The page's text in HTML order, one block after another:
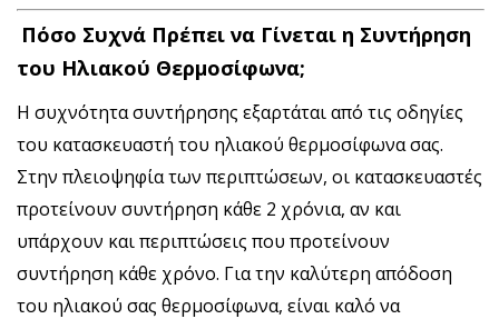
Πόσο Συχνά Πρέπει να Γίνεται η Συντήρηση
του Ηλιακού Θερμοσίφωνα;
Η συχνότητα συντήρησης εξαρτάται από τις οδηγίες
του κατασκευαστή του ηλιακού θερμοσίφωνα σας.
Στην πλειοψηφία των περιπτώσεων, οι κατασκευαστές
προτείνουν συντήρηση κάθε 2 χρόνια, αν και
υπάρχουν και περιπτώσεις που προτείνουν
συντήρηση κάθε χρόνο. Για την καλύτερη απόδοση
του ηλιακού σας θερμοσίφωνα, είναι καλό να